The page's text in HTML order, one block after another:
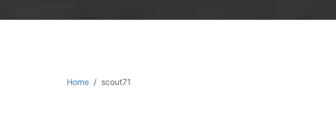
Home scout71